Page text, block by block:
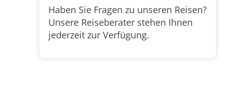
Haben Sie Fragen zu unseren Reisen?
Unsere Reiseberater stehen Ihnen
jederzeit zur Verfügung.